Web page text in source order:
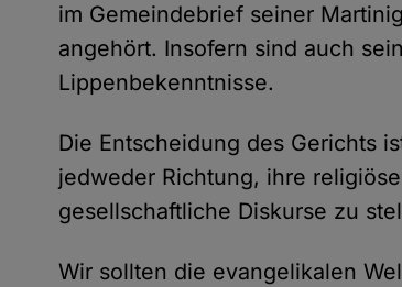
im Gemeindebrief seiner
angehört. Insofern sind auch
Lippenbekenntnisse.
Die Entscheidung des Gerichts
jedweder Richtung, ihre
gesellschaftliche Diskurse zu
Wir sollten die evangelikalen